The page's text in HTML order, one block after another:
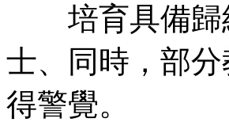
培育具備歸
士、同時，部
得警覺。